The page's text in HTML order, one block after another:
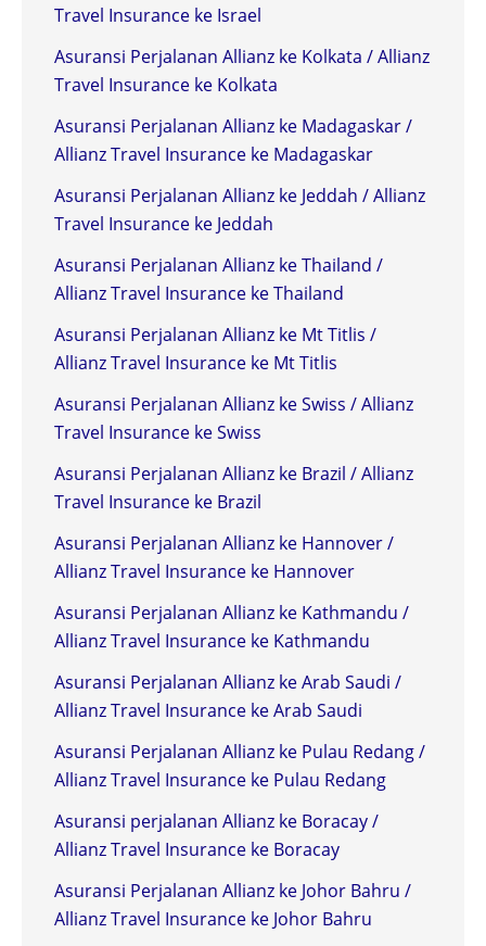
Travel Insurance ke Israel
Asuransi Perjalanan Allianz ke Kolkata / Allianz
Travel Insurance ke Kolkata
Asuransi Perjalanan Allianz ke Madagaskar /
Allianz Travel Insurance ke Madagaskar
Asuransi Perjalanan Allianz ke Jeddah / Allianz
Travel Insurance ke Jeddah
Asuransi Perjalanan Allianz ke Thailand /
Allianz Travel Insurance ke Thailand
Asuransi Perjalanan Allianz ke Mt Titlis /
Allianz Travel Insurance ke Mt Titlis
Asuransi Perjalanan Allianz ke Swiss / Allianz
Travel Insurance ke Swiss
Asuransi Perjalanan Allianz ke Brazil / Allianz
Travel Insurance ke Brazil
Asuransi Perjalanan Allianz ke Hannover /
Allianz Travel Insurance ke Hannover
Asuransi Perjalanan Allianz ke Kathmandu /
Allianz Travel Insurance ke Kathmandu
Asuransi Perjalanan Allianz ke Arab Saudi /
Allianz Travel Insurance ke Arab Saudi
Asuransi Perjalanan Allianz ke Pulau Redang /
Allianz Travel Insurance ke Pulau Redang
Asuransi perjalanan Allianz ke Boracay /
Allianz Travel Insurance ke Boracay
Asuransi Perjalanan Allianz ke Johor Bahru /
Allianz Travel Insurance ke Johor Bahru